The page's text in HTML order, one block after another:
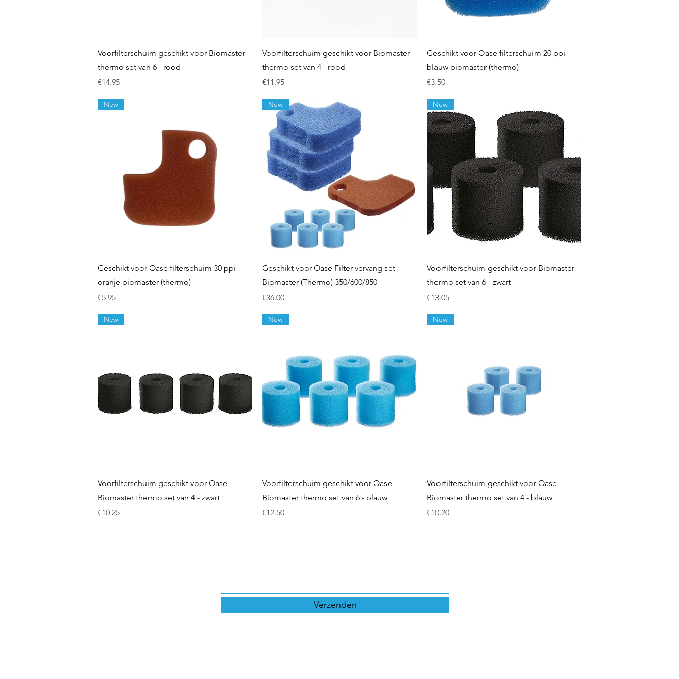
Quick View
Voorfilterschuim geschikt voor Biomaster
thermo set van 6 - rood
Price
€14.95
Quick View
Voorfilterschuim geschikt voor Biomaster
thermo set van 4 - rood
Price
€11.95
Quick View
Geschikt voor Oase filterschuim 20 ppi
blauw biomaster (thermo)
Price
€3.50
Quick View
New
Geschikt voor Oase filterschuim 30 ppi
oranje biomaster (thermo)
Price
€5.95
Quick View
New
Geschikt voor Oase Filter vervang set
Biomaster (Thermo) 350/600/850
Price
€36.00
Quick View
New
Voorfilterschuim geschikt voor Biomaster
thermo set van 6 - zwart
Price
€13.05
Quick View
New
Voorfilterschuim geschikt voor Oase
Biomaster thermo set van 4 - zwart
Price
€10.25
Quick View
New
Voorfilterschuim geschikt voor Oase
Biomaster thermo set van 6 - blauw
Price
€12.50
Quick View
New
Voorfilterschuim geschikt voor Oase
Biomaster thermo set van 4 - blauw
Price
€10.20
Verzenden